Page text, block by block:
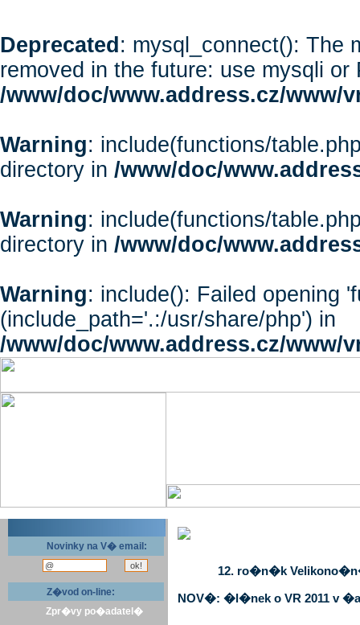
Deprecated : mysql_connect(): The
removed in the future: use mysqli or
/www/doc/www.address.cz/www/
Warning: include(functions/
directory in /www/doc/
Warning: include(functions/
directory in /www/doc/
Warning: include(): Failed opening
(include_path='.:/usr/share/php') in
/www/doc/www.address.cz/www/
Novinky na V� email:
Z�vod on-line:
Zpr�vy po�adatel�
12. ro�n�k
NOV�: �l�nek o VR 2011 v